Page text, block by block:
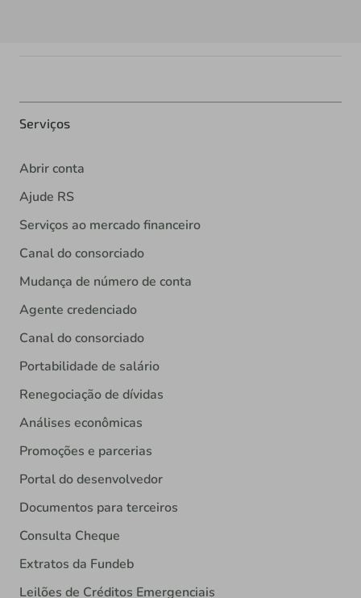
Serviços
Abrir conta
Ajude RS
Serviços ao mercado financeiro
Canal do consorciado
Mudança de número de conta
Agente credenciado
Canal do consorciado
Portabilidade de salário
Renegociação de dívidas
Análises econômicas
Promoções e parcerias
Portal do desenvolvedor
Documentos para terceiros
Consulta Cheque
Extratos da Fundeb
Leilões de Créditos Emergenciais